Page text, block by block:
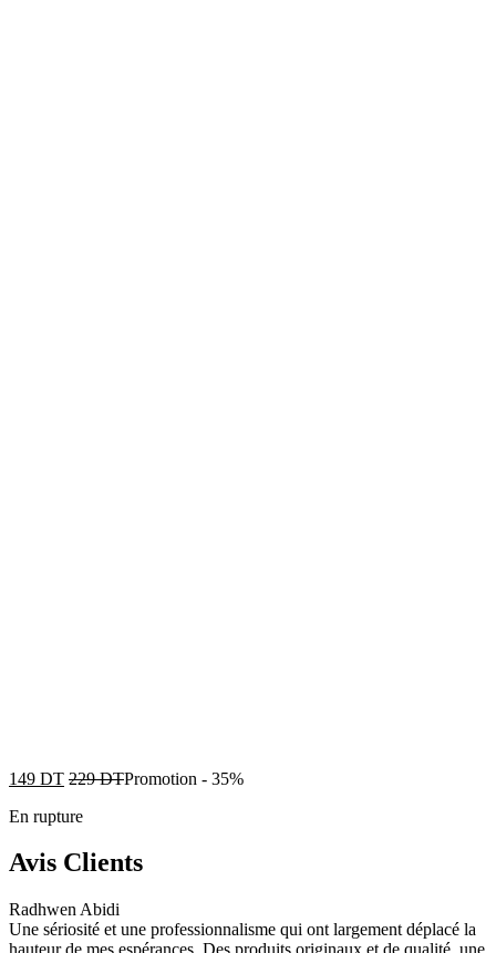
149 DT 229DTPromotion - 35%
En rupture
Avis Clients
Radhwen Abidi
Une sériosité et une professionnalisme qui ont largement déplacé la